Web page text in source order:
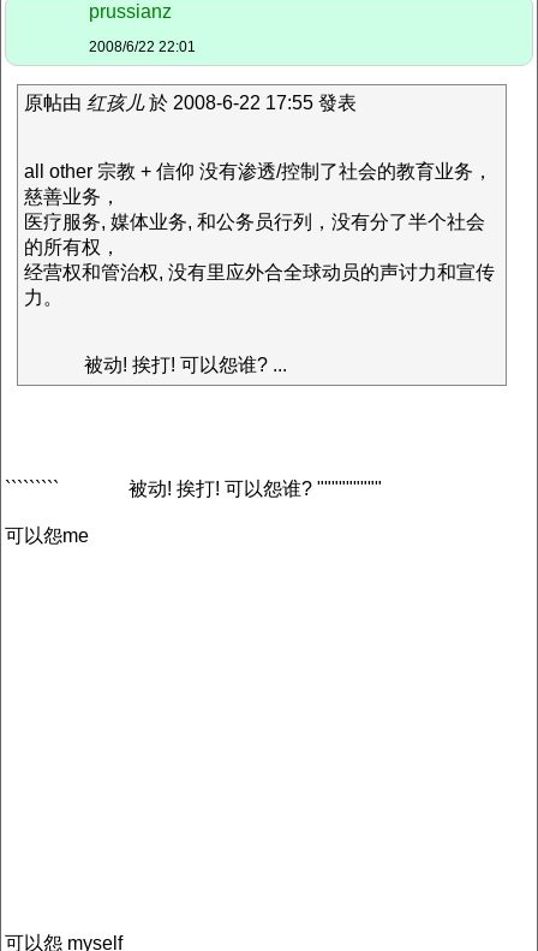
prussianz
2008/6/22 22:01
原帖由 红孩儿於 2008-6-22 17:55 發表
all other 宗教 + 信仰 没有渗透/控制了社会的教育业务，
慈善业务，
医疗服务, 媒体业务, 和公务员行列，没有分了半个社会
的所有权，
经营权和管治权, 没有里应外合全球动员的声讨力和宣传
力。
被动! 挨打! 可以怨谁? ...
````````` 被动! 挨打! 可以怨谁? """""""""
可以怨me
可以怨 myself